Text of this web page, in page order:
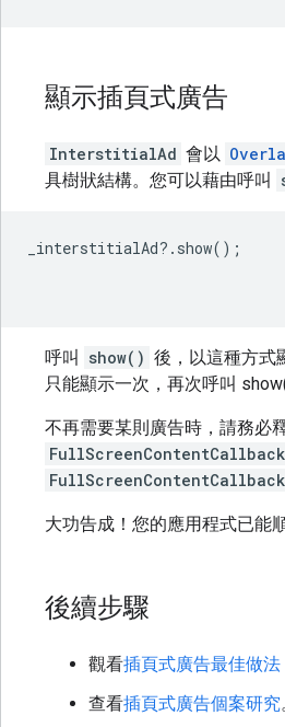
顯示插頁式廣告
InterstitialAd 會以
具樹狀結構。您可以藉由呼叫
_interstitialAd? . show();
呼叫 show() 後，以這種方式
只能顯示一次，再次呼叫
不再需要某則廣告時，請務必
大功告成！您的應用程式已能
後續步驟
觀看插頁式廣告最佳做法
查看插頁式廣告個案研究